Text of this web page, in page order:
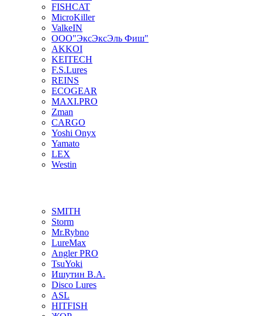
FISHCAT
MicroKiller
ValkeIN
ООО"ЭксЭксЭль Фиш"
AKKOI
KEITECH
F.S.Lures
REINS
ECOGEAR
MAXI.PRO
Zman
CARGO
Yoshi Onyx
Yamato
LEX
Westin
SMITH
Storm
Mr.Rybno
LureMax
Angler PRO
TsuYoki
Ишутин В.А.
Disco Lures
ASL
HITFISH